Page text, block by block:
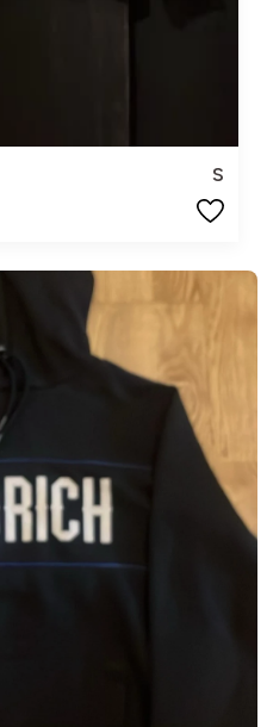
S